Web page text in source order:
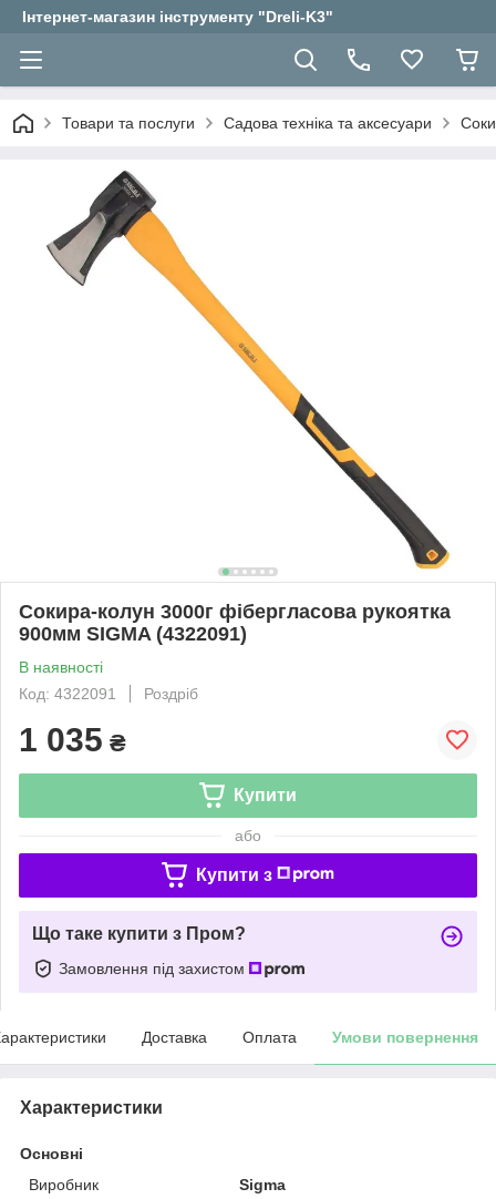
Інтернет-магазин інструменту "Dreli-K3"
Товари та послуги Садова техніка та аксесуари
Сокира-колун 3000г фібергласова рукоятка
900мм SIGMA (4322091)
В наявності
Код: 4322091
Роздріб
1 035 ₴
Купити
або
Купити з
Що таке купити з Пром?
Замовлення під захистом
Доставка Оплата Умови повернення
Характеристики
Основні
Виробник
Sigma